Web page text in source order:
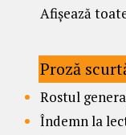
Afișează
Proză
Rostul
Îndemn la